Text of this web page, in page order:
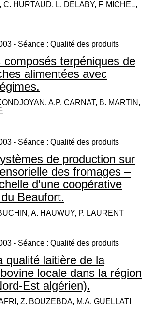
C. HURTAUD, L. DELABY, F. MICHEL,
- Séance : Qualité des produits
composés terpéniques de
alimentées avec
A.P. CARNAT, B. MARTIN,
- Séance : Qualité des produits
de production sur
des fromages –
d’une coopérative
Beaufort.
A. HAUWUY, P. LAURENT
- Séance : Qualité des produits
qualité laitière de la
locale dans la région
Est algérien).
Z. BOUZEBDA, M.A. GUELLATI